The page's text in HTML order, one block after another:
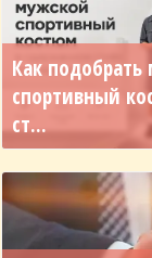
Как подобрать
спортивный
ст...